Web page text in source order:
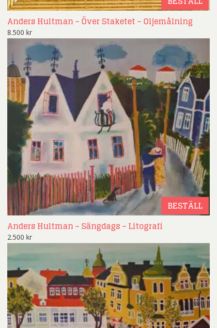
Anders Hultman – Över Staketet – Oljemålning
8.500 kr
BESTÄLL
Anders Hultman – Sängdags – Litografi
2.500 kr